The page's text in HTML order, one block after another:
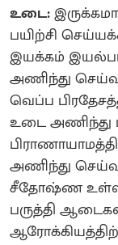
உடை:
பயிற்சி
இயக்கம்
அணிந்து
வெப்ப
உடை அணிந்து
அணிந்து
சீதோஷ்ண
பருத்தி